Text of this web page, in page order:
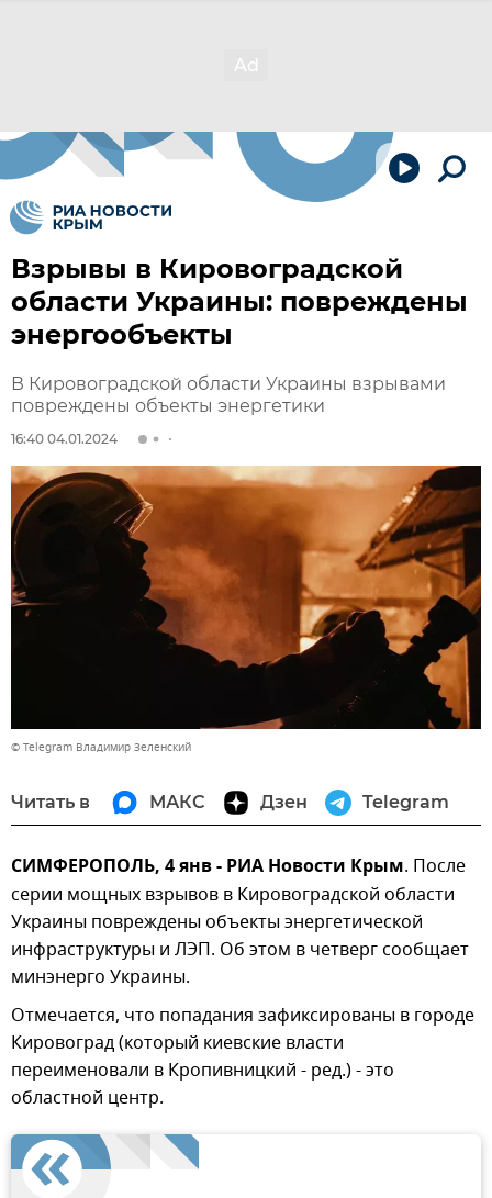
Взрывы в Кировоградской
области Украины: повреждены
энергообъекты
В Кировоградской области Украины взрывами
повреждены объекты энергетики
16:40 04.01.2024
© Telegram Владимир Зеленский
Читать в МАКС Дзен Telegram
СИМФЕРОПОЛЬ, 4 янв - РИА Новости Крым. После
серии мощных взрывов в Кировоградской области
Украины повреждены объекты энергетической
инфраструктуры и ЛЭП. Об этом в четверг сообщает
минэнерго Украины.
Отмечается, что попадания зафиксированы в городе
Кировоград (который киевские власти
переименовали в Кропивницкий - ред.) - это
областной центр.